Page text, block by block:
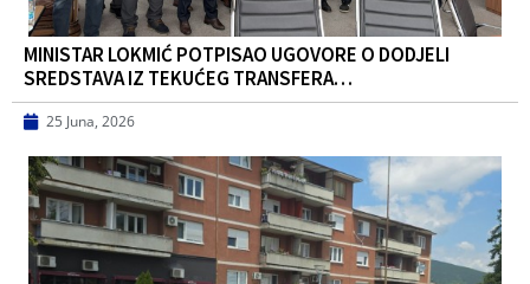
MINISTAR LOKMIĆ POTPISAO UGOVORE O DODJELI
SREDSTAVA IZ TEKUĆEG TRANSFERA…
25 Juna, 2026